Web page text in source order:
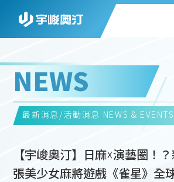
NEWS
最新消息/活動消息 NEWS & EVENTS
【宇峻奧汀】日麻☓演藝圈！
張美少女麻將遊戲《雀星》全